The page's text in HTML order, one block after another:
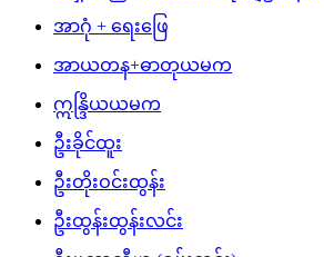
အာဂုံ + ရေးဖြေ
အာယတန+ဓာတုယမက
ဣန္ဒြိယယမက
ဦးခိုင်ထူး
ဦးတိုးဝင်းထွန်း
ဦးထွန်းထွန်းလင်း